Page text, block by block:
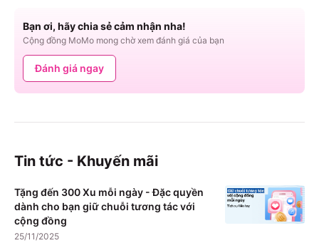
Bạn ơi, hãy chia sẻ cảm nhận nha!
Cộng đồng MoMo mong chờ xem đánh giá của bạn
Đánh giá ngay
Tin tức - Khuyến mãi
Tặng đến 300 Xu mỗi ngày - Đặc quyền
dành cho bạn giữ chuỗi tương tác với
cộng đồng
25/11/2025